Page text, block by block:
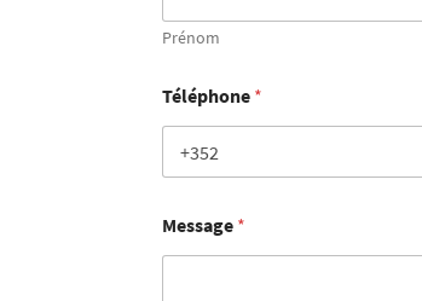
Prénom
Téléphone *
Message *